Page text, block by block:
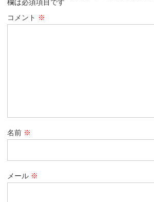
欄は必須項目です
コメント ※
名前 ※
メール ※